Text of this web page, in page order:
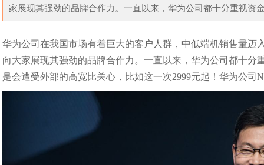
家展现其强劲的品牌合作力。一直以来，华为公司都十分重视资
华为公司在我国市场有着巨大的客户人群，中低端机销售量
向大家展现其强劲的品牌合作力。一直以来，华为公司都十
是会遭受外部的高宽比关心，比如这一次2999元起！华为公司